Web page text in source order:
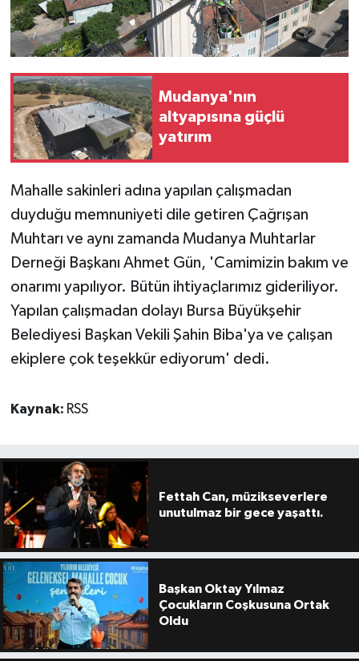
Mudanya'nın
altyapısına güçlü
yatırım
Mahalle sakinleri adına yapılan çalışmadan
duyduğu memnuniyeti dile getiren Çağrışan
Muhtarı ve aynı zamanda Mudanya Muhtarlar
Derneği Başkanı Ahmet Gün, 'Camimizin bakım ve
onarımı yapılıyor. Bütün ihtiyaçlarımız gideriliyor.
Yapılan çalışmadan dolayı Bursa Büyükşehir
Belediyesi Başkan Vekili Şahin Biba'ya ve çalışan
ekiplere çok teşekkür ediyorum' dedi.
Kaynak: RSS
Fettah Can, müzikseverlere
unutulmaz bir gece yaşattı.
Başkan Oktay Yılmaz
Çocukların Coşkusuna Ortak
Oldu